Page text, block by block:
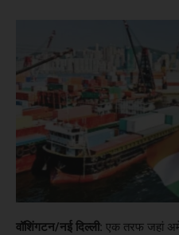
वॉशिंगटन/नई दिल्ली: एक तरफ जहां